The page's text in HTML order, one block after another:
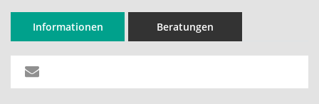
Informationen Beratungen